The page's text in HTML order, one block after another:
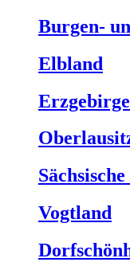
Burgen-
Elbland
Erzgebirge
Vogtland